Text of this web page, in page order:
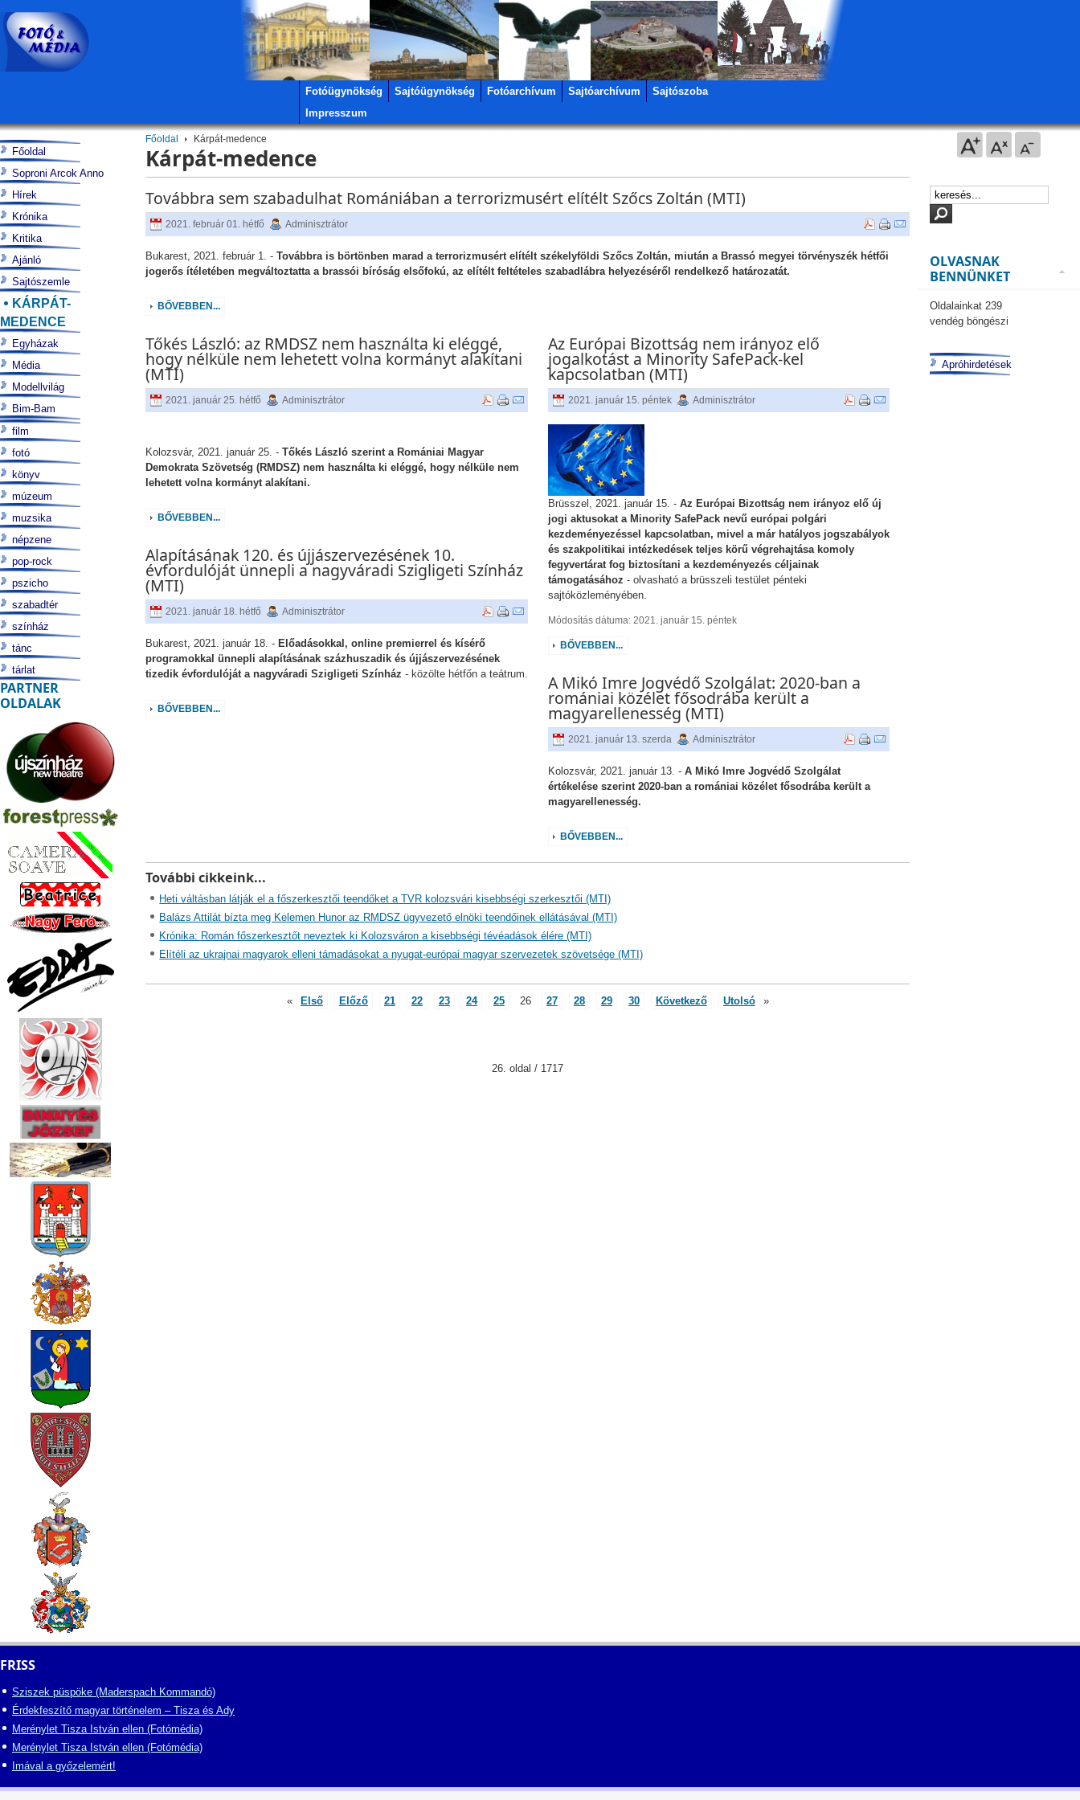
Fotóügynökség Sajtóügynökség Fotóarchívum Sajtóarchívum
Sajtószoba
Impresszum
Főoldal Kárpát-medence
Kárpát-medence
Továbbra sem szabadulhat Romániában a terrorizmusért elítélt Szőcs Zoltán (MTI)
2021. február 01. hétfő Adminisztrátor
Bukarest, 2021. február 1. -Továbbra is börtönben marad a terrorizmusért elítélt székelyföldi Szőcs Zoltán, miután a Brassó megyei törvényszék hétfői
jogerős ítéletében megváltoztatta a brassói bíróság elsőfokú, az elítélt feltételes szabadlábra helyezéséről rendelkező határozatát.
BŐVEBBEN...
Tőkés László: az RMDSZ nem használta ki eléggé,
hogy nélküle nem lehetett volna kormányt alakítani
(MTI)
2021. január 25. hétfő Adminisztrátor
Kolozsvár, 2021. január 25. -Tőkés László szerint a Romániai Magyar
Demokrata Szövetség (RMDSZ) nem használta ki eléggé, hogy nélküle nem
lehetett volna kormányt alakítani.
BŐVEBBEN...
Alapításának 120. és újjászervezésének 10.
évfordulóját ünnepli a nagyváradi Szigligeti Színház
(MTI)
2021. január 18. hétfő Adminisztrátor
Bukarest, 2021. január 18. - Előadásokkal, online premierrel és kísérő
programokkal ünnepli alapításának százhuszadik és újjászervezésének
tizedik évfordulóját a nagyváradi Szigligeti Színház - közölte hétfőn a teátrum.
BŐVEBBEN...
Az Európai Bizottság nem irányoz elő
jogalkotást a Minority SafePack-kel
kapcsolatban (MTI)
2021. január 15. péntek Adminisztrátor
Brüsszel, 2021. január 15. -Az Európai Bizottság nem irányoz elő új
jogi aktusokat a Minority SafePack nevű európai polgári
kezdeményezéssel kapcsolatban, mivel a már hatályos jogszabályok
és szakpolitikai intézkedések teljes körű végrehajtása komoly
fegyvertárat fog biztosítani a kezdeményezés céljainak
támogatásához - olvasható a brüsszeli testület pénteki
sajtóközleményében.
Módosítás dátuma: 2021. január 15. péntek
BŐVEBBEN...
A Mikó Imre Jogvédő Szolgálat: 2020-ban a
romániai közélet fősodrába került a
magyarellenesség (MTI)
2021. január 13. szerda Adminisztrátor
Kolozsvár, 2021. január 13. -A Mikó Imre Jogvédő Szolgálat
értékelése szerint 2020-ban a romániai közélet fősodrába került a
magyarellenesség.
BŐVEBBEN...
További cikkeink...
Heti váltásban látják el a főszerkesztői teendőket a TVR kolozsvári kisebbségi szerkesztői (MTI)
Balázs Attilát bízta meg Kelemen Hunor az RMDSZ ügyvezető elnöki teendőinek ellátásával (MTI)
Krónika: Román főszerkesztőt neveztek ki Kolozsváron a kisebbségi tévéadások élére (MTI)
Elítéli az ukrajnai magyarok elleni támadásokat a nyugat-európai magyar szervezetek szövetsége (MTI)
« Első Előző 21 22 23 24 25 26 27 28 29 30 Következő Utolsó »
26. oldal / 1717
Főoldal
Soproni Arcok Anno
Hírek
Krónika
Kritika
Ajánló
Sajtószemle
KÁRPÁT-
MEDENCE
Egyházak
Média
Modellvilág
Bim-Bam
film
fotó
könyv
múzeum
muzsika
népzene
pop-rock
pszicho
szabadtér
színház
tánc
tárlat
PARTNER
OLDALAK
OLVASNAK
BENNÜNKET
Oldalainkat 239
vendég böngészi
Apróhirdetések
FRISS
Sziszek püspöke (Maderspach Kommandó)
Érdekfeszítő magyar történelem – Tisza és Ady
Merénylet Tisza István ellen (Fotómédia)
Merénylet Tisza István ellen (Fotómédia)
Imával a győzelemért!